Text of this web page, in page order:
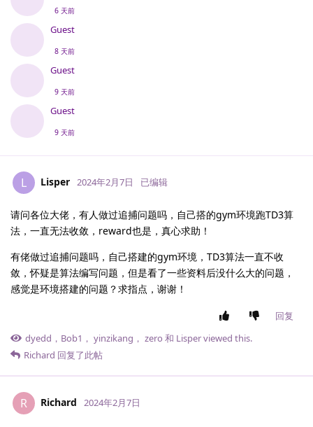
6 天前
Guest
8 天前
Guest
9 天前
Guest
9 天前
L Lisper 2024年2月7日 已编辑
请问各位大佬，有人做过追捕问题吗，自己搭的gym环境跑TD3算
法，一直无法收敛，reward也是，真心求助！
有佬做过追捕问题吗，自己搭建的gym环境，TD3算法一直不收
敛，怀疑是算法编写问题，但是看了一些资料后没什么大的问题，
感觉是环境搭建的问题？求指点，谢谢！
回复
dyedd ， Bob1 ， yinzikang ， zero 和 Lisperviewed this.
Richard 回复了此帖
R Richard 2024年2月7日